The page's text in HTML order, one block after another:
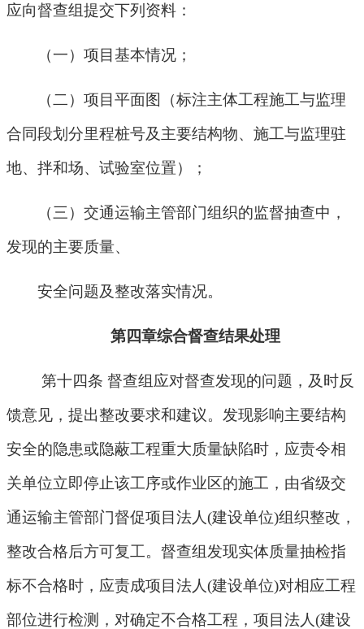
应向督查组提交下列资料：
（一）项目基本情况；
（二）项目平面图（标注主体工程施工与监理
合同段划分里程桩号及主要结构物、施工与监理驻
地、拌和场、试验室位置）；
（三）交通运输主管部门组织的监督抽查中，
发现的主要质量、
安全问题及整改落实情况。
第四章综合督查结果处理
第十四条 督查组应对督查发现的问题，及时反
馈意见，提出整改要求和建议。发现影响主要结构
安全的隐患或隐蔽工程重大质量缺陷时，应责令相
关单位立即停止该工序或作业区的施工，由省级交
通运输主管部门督促项目法人(建设单位)组织整改，
整改合格后方可复工。督查组发现实体质量抽检指
标不合格时，应责成项目法人(建设单位)对相应工程
部位进行检测，对确定不合格工程，项目法人(建设